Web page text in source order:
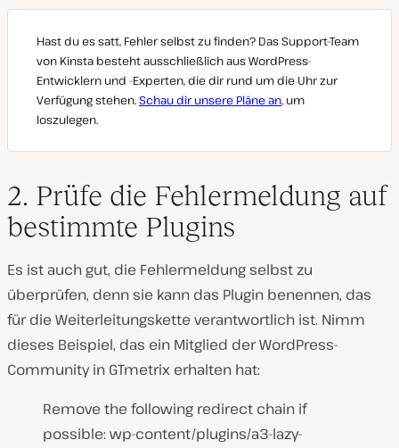
Hast du es satt, Fehler selbst zu finden? Das Support-Team
von Kinsta besteht ausschließlich aus WordPress-
Entwicklern und -Experten, die dir rund um die Uhr zur
Verfügung stehen.Schau dir unsere Pläne an, um
loszulegen.
2. Prüfe die Fehlermeldung auf
bestimmte Plugins
Es ist auch gut, die Fehlermeldung selbst zu
überprüfen, denn sie kann das Plugin benennen, das
für die Weiterleitungskette verantwortlich ist. Nimm
dieses Beispiel, das ein Mitglied der WordPress-
Community in GTmetrix erhalten hat:
Remove the following redirect chain if
possible: wp-content/plugins/a3-lazy-